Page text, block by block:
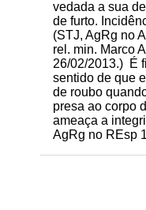
vedada a sua
de furto.
(STJ, AgRg no
rel. min. Marco
26/02/2013.) É
sentido de que
de roubo
presa ao corpo
ameaça a
AgRg no REsp